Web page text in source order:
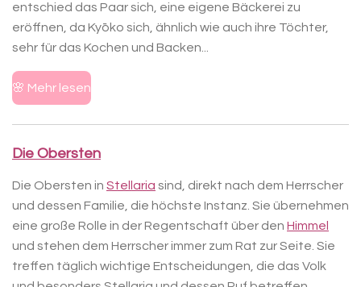
entschied das Paar sich, eine eigene Bäckerei zu
eröffnen, da Kyōko sich, ähnlich wie auch ihre Töchter,
sehr für das Kochen und Backen...
🌸 Mehr lesen
Die Obersten
Die Obersten in Stellaria sind, direkt nach dem Herrscher
und dessen Familie, die höchste Instanz. Sie übernehmen
eine große Rolle in der Regentschaft über den Himmel
und stehen dem Herrscher immer zum Rat zur Seite. Sie
treffen täglich wichtige Entscheidungen, die das Volk